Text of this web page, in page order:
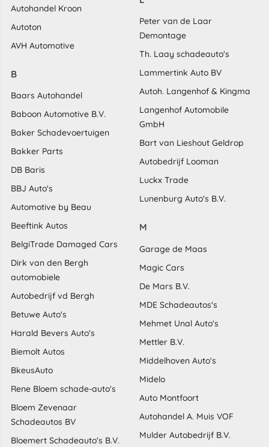
Autohandel Kroon
Autoton
AVH Automotive
B
Baars Autohandel
Baboon Automotive B.V.
Baker Schadevoertuigen
Bakker Parts
DB Baris
BBJ Auto's
Automotive by Beau
Beeftink Autos
BelgiTrade Damaged Cars
Dirk van den Bergh
automobiele
Autobedrijf vd Bergh
Betuwe Auto's
Harald Bevers Auto's
Biemolt Autos
BkeusAuto
Rene Bloem schade-auto's
Bloem Zevenaar
Schadeautos BV
Bloemert Schadeauto's B.V.
Peter van de Laar
Demontage
Th. Laay schadeauto's
Lammertink Auto BV
Autoh. Langenhof & Kingma
Langenhof Automobile
GmbH
Bart van Lieshout Geldrop
Autobedrijf Looman
Luckx Trade
Lunenburg Auto's B.V.
M
Garage de Maas
Magic Cars
De Mars B.V.
MDE Schadeautos's
Mehmet Unal Auto's
Mettler B.V.
Middelhoven Auto's
Midelo
Auto Montfoort
Autohandel A. Muis VOF
Mulder Autobedrijf B.V.